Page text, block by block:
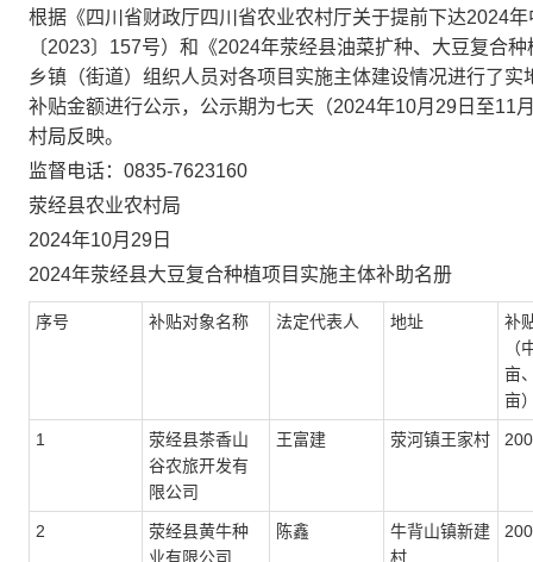
根据《四川省财政厅四川省农业农村厅关于提前下达2024
〔2023〕157号）和《2024年荥经县油菜扩种、大豆复合
乡镇（街道）组织人员对各项目实施主体建设情况进行了
补贴金额进行公示，公示期为七天（2024年10月29日至11
村局反映。
监督电话：0835-7623160
荥经县农业农村局
2024年10月29日
2024年荥经县大豆复合种植项目实施主体补助名册
序号 补贴对象名称 法定代表人 地址
补
（
亩
亩
1
荥经县茶香山
谷农旅开发有
限公司
王富建 荥河镇王家村
2
荥经县黄牛种
业有限公司
陈鑫
牛背山镇新建
村